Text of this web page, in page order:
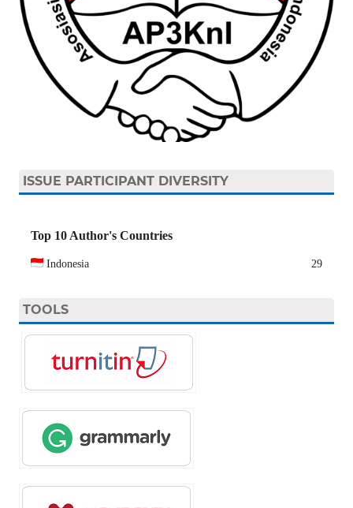
ISSUE PARTICIPANT DIVERSITY
Top 10 Author's Countries
Indonesia 29
TOOLS